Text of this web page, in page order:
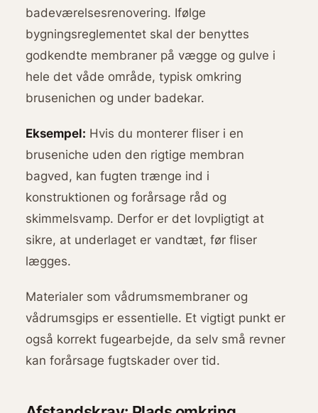
badeværelsesrenovering. Ifølge
bygningsreglementet skal der benyttes
godkendte membraner på vægge og gulve i
hele det våde område, typisk omkring
brusenichen og under badekar.
Eksempel: Hvis du monterer fliser i en
bruseniche uden den rigtige membran
bagved, kan fugten trænge ind i
konstruktionen og forårsage råd og
skimmelsvamp. Derfor er det lovpligtigt at
sikre, at underlaget er vandtæt, før fliser
lægges.
Materialer som vådrumsmembraner og
vådrumsgips er essentielle. Et vigtigt punkt er
også korrekt fugearbejde, da selv små revner
kan forårsage fugtskader over tid.